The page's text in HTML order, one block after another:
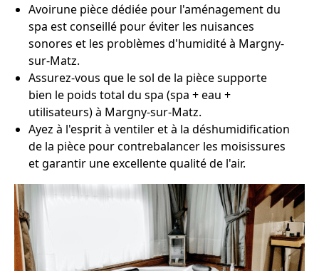
Avoirune pièce dédiée pour l'aménagement du
spa est conseillé pour éviter les nuisances
sonores et les problèmes d'humidité à Margny-
sur-Matz.
Assurez-vous que le sol de la pièce supporte
bien le poids total du spa (spa + eau +
utilisateurs) à Margny-sur-Matz.
Ayez à l'esprit à ventiler et à la déshumidification
de la pièce pour contrebalancer les moisissures
et garantir une excellente qualité de l'air.